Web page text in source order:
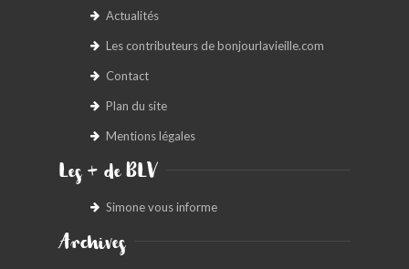
Actualités
Les contributeurs de bonjourlavieille.com
Contact
Plan du site
Mentions légales
Les + de BLV
Simone vous informe
Archives